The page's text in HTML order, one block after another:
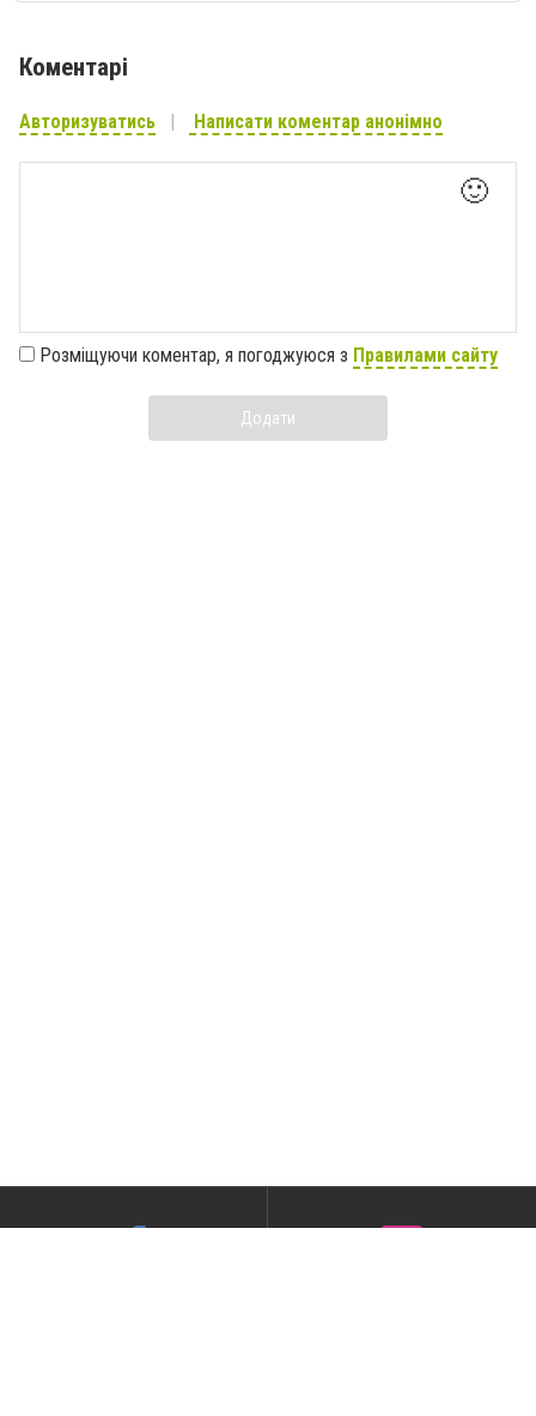
Коментарі
Авторизуватись Написати коментар анонімно
🙂
Розміщуючи коментар, я погоджуюся з Правилами сайту
Додати